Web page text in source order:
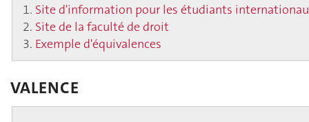
Site d'information pour les étudiants
Site de la faculté de droit
Exemple d'équivalences
VALENCE